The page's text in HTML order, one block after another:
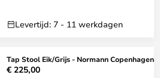
Levertijd: 7 - 11 werkdagen
Tap Stool Eik/Grijs - Normann Copenhagen
€ 225,00